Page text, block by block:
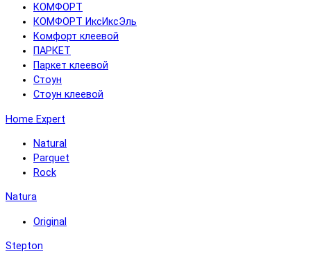
КОМФОРТ
КОМФОРТ ИксИксЭль
Комфорт клеевой
ПАРКЕТ
Паркет клеевой
Стоун
Стоун клеевой
Home Expert
Natural
Parquet
Rock
Natura
Original
Stepton